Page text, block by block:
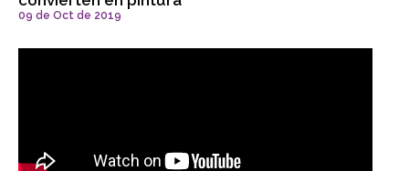
09 de Oct de 2019